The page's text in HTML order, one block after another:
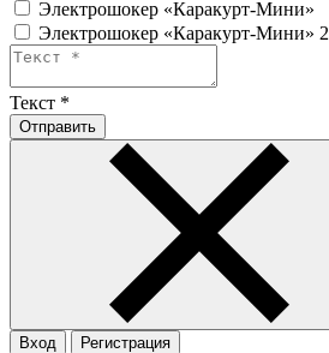
Электрошокер «Каракурт-Мини»
Электрошокер «Каракурт-Мини» 2
Текст *
Отправить
Вход Регистрация